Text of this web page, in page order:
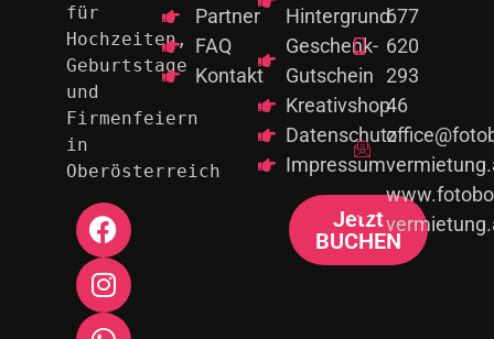
für
Hochzeiten,
Geburtstage
und
Firmenfeiern
in
Oberösterreich
Partner
FAQ
Kontakt
Hintergrund
Geschenk-
Gutschein
Kreativshop
Datenschutz
Impressum
Jetzt
BUCHEN
677
620
293
46